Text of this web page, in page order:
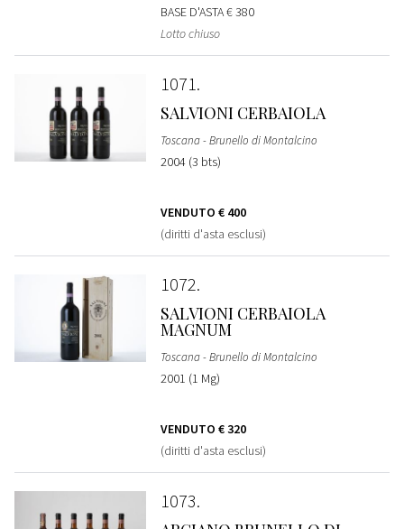
BASE D'ASTA€ 380
Lotto chiuso
1071
SALVIONI CERBAIOLA
Toscana - Brunello di Montalcino
2004 (3 bts)
VENDUTO € 400
(diritti d'asta esclusi)
1072
SALVIONI CERBAIOLA
MAGNUM
Toscana - Brunello di Montalcino
2001 (1 Mg)
VENDUTO € 320
(diritti d'asta esclusi)
1073